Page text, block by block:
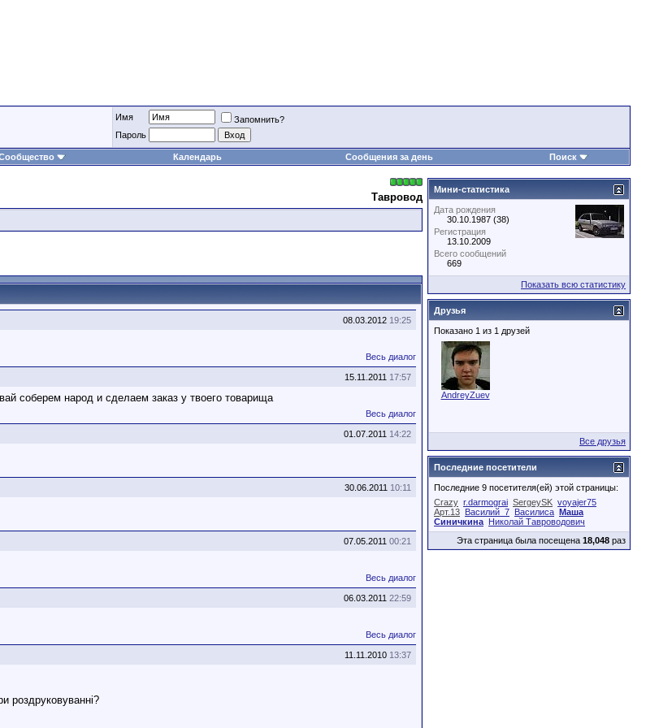
Имя
Запомнить?
Пароль
Календарь Сообщения за день Поиск
Тавровод
08.03.2012 19:25
Весь диалог
15.11.2011 17:57
соберем народ и сделаем заказ у твоего товарища
Весь диалог
01.07.2011 14:22
30.06.2011 10:11
07.05.2011 00:21
Весь диалог
06.03.2011 22:59
Весь диалог
11.11.2010 13:37
роздруковуванні?
Мини-статистика
Дата рождения
30.10.1987 (38)
Регистрация
13.10.2009
Всего сообщений
669
Показать всю статистику
Друзья
Показано 1 из 1 друзей
AndreyZuev
Все друзья
Последние посетители
Последние 9 посетителя(ей) этой страницы:
Crazy r.darmograi SergeySK voyajer75
Арт.13 Василий_7 Василиса Маша
Синичкина Николай Тавроводович
Эта страница была посещена 18,048 раз